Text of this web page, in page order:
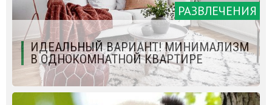
РАЗВЛЕЧЕНИЯ
ИДЕАЛЬНЫЙ ВАРИАНТ! МИНИМАЛИЗМ
В ОДНОКОМНАТНОЙ КВАРТИРЕ